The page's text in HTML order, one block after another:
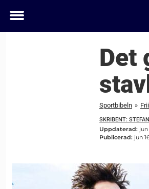
Toggle
Det
Sportbibeln »
SKRIBENT:
Uppdaterad: jun
Publicerad: jun